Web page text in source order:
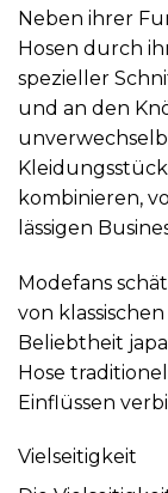
Neben ihrer
Hosen durch
spezieller
und an den
kombinieren,
lässigen
Modefans
von
Beliebtheit
Hose
Einflüssen
Vielseitigkeit